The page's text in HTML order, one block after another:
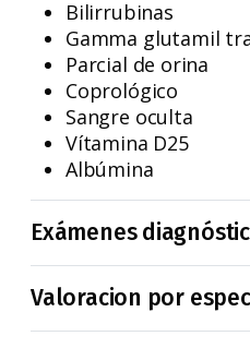
Bilirrubinas
Gamma glutamil
Parcial de orina
Coprológico
Sangre oculta
Vítamina D25
Albúmina
Exámenes
Valoracion por